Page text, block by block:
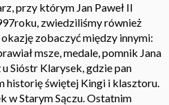
przy którym Jan Paweł II
zwiedziliśmy również
zobaczyć między innymi:
msze, medale, pomnik Jana
Sióstr Klarysek, gdzie pan
historię świętej Kingi i klasztoru.
w Starym Sączu. Ostatnim